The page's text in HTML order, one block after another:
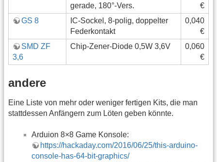
gerade, 180°-Vers.
€
GS 8
IC-Sockel, 8-polig, doppelter
Federkontakt
0,040
€
SMD ZF
3,6
Chip-Zener-Diode 0,5W 3,6V
0,060
€
andere
Eine Liste von mehr oder weniger fertigen Kits, die man
stattdessen Anfängern zum Löten geben könnte.
Arduion 8×8 Game Konsole:
https://hackaday.com/2016/06/25/this-arduino-
console-has-64-bit-graphics/